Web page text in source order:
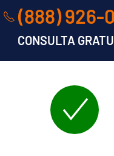
(888) 926-
CONSULTA